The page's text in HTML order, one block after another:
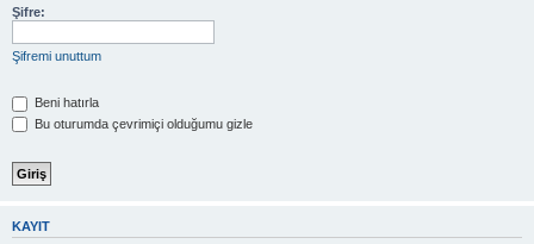
Şifre:
Şifremi unuttum
Beni hatırla
Bu oturumda çevrimiçi olduğumu gizle
KAYIT